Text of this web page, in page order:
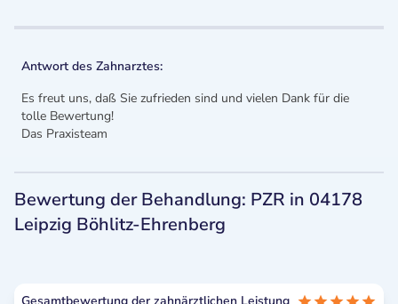
Antwort des Zahnarztes:
Es freut uns, daß Sie zufrieden sind und vielen Dank für die
tolle Bewertung!
Das Praxisteam
Bewertung der Behandlung: PZR in 04178
Leipzig Böhlitz-Ehrenberg